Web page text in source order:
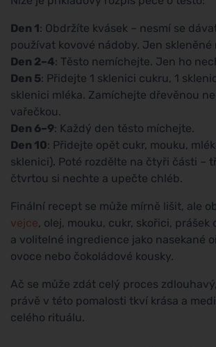
Den 1: Obdržíte kvásek – nesmí se
používat kovové nádoby. Jen skleněné
Den 2–4: Těsto nemíchejte. Jen ho
Den 5: Přidejte 1 sklenici cukru, 1
sklenici mléka. Zamíchejte dřevěnou
vařečkou.
Den 6–9: Každý den těsto míchejte.
Den 10: Přidejte opět cukr, mouku,
sklenici). Poté rozdělte na čtyři části –
čtvrtou si nechte a upečte chléb.
Finální recept se může mírně lišit, ale
vejce, olej, mouku, cukr, skořici, prášek
a volitelné ingredience jako nasekané
ovoce nebo čokoládové kousky.
Ač se může zdát celý proces
právě v této pomalosti tkví krása a
celého rituálu.